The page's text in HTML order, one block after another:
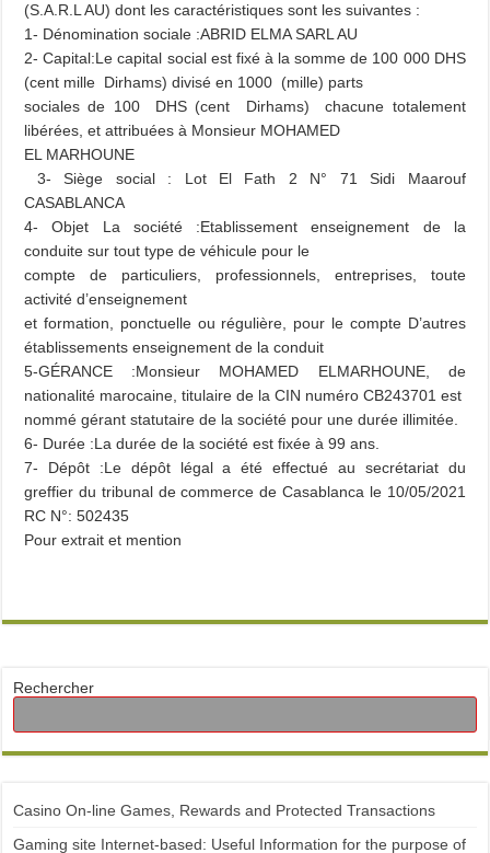
(S.A.R.L AU) dont les caractéristiques sont les suivantes :
1- Dénomination sociale :ABRID ELMA SARL AU
2- Capital:Le capital social est fixé à la somme de 100 000 DHS
(cent mille Dirhams) divisé en 1000 (mille) parts
sociales de 100 DHS (cent Dirhams) chacune totalement
libérées, et attribuées à Monsieur MOHAMED
EL MARHOUNE
3- Siège social : Lot El Fath 2 N° 71 Sidi Maarouf
CASABLANCA
4- Objet La société :Etablissement enseignement de la
conduite sur tout type de véhicule pour le
compte de particuliers, professionnels, entreprises, toute
activité d’enseignement
et formation, ponctuelle ou régulière, pour le compte D’autres
établissements enseignement de la conduit
5-GÉRANCE :Monsieur MOHAMED ELMARHOUNE, de
nationalité marocaine, titulaire de la CIN numéro CB243701 est
nommé gérant statutaire de la société pour une durée illimitée.
6- Durée :La durée de la société est fixée à 99 ans.
7- Dépôt :Le dépôt légal a été effectué au secrétariat du
greffier du tribunal de commerce de Casablanca le 10/05/2021
RC N°: 502435
Pour extrait et mention
Rechercher
Casino On-line Games, Rewards and Protected Transactions
Gaming site Internet-based: Useful Information for the purpose of